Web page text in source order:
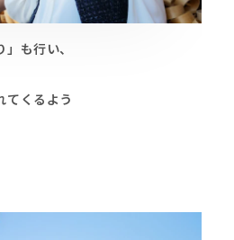
も行い、
てくるよう